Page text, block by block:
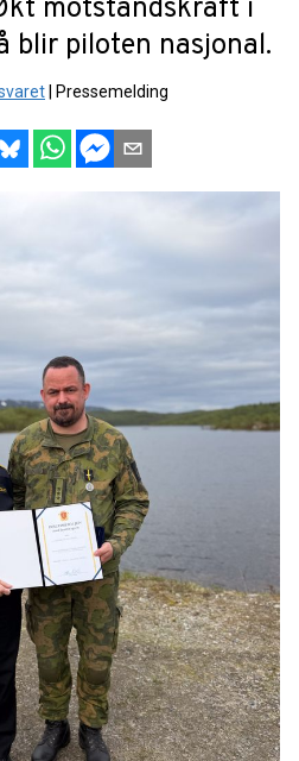
motstandskraft i
blir piloten nasjonal.
Pressemelding